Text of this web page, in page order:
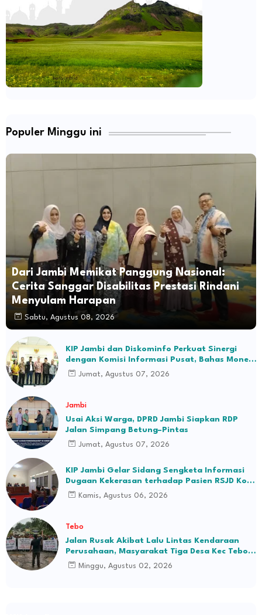
Populer Minggu ini
Dari Jambi Memikat Panggung Nasional:
Cerita Sanggar Disabilitas Prestasi Rindani
Menyulam Harapan
Sabtu, Agustus 08, 2026
KIP Jambi dan Diskominfo Perkuat Sinergi
dengan Komisi Informasi Pusat, Bahas Monev
hingga Seleksi Komisioner
Jumat, Agustus 07, 2026
Jambi
Usai Aksi Warga, DPRD Jambi Siapkan RDP
Jalan Simpang Betung–Pintas
Jumat, Agustus 07, 2026
KIP Jambi Gelar Sidang Sengketa Informasi
Dugaan Kekerasan terhadap Pasien RSJD Kol.
H.M.Syukur Jambi
Kamis, Agustus 06, 2026
Tebo
Jalan Rusak Akibat Lalu Lintas Kendaraan
Perusahaan, Masyarakat Tiga Desa Kec Tebo
Ilir Bakal Blokade Jalan
Minggu, Agustus 02, 2026